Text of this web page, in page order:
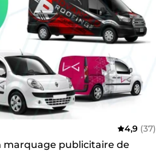
4,9 (37)
marquage publicitaire de